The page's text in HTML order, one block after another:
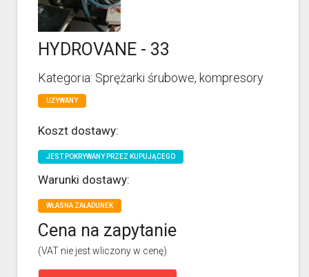
HYDROVANE - 33
Kategoria: Sprężarki śrubowe, kompresory
UŻYWANY
Koszt dostawy:
JEST POKRYWANY PRZEZ KUPUJĄCEGO
Warunki dostawy:
WŁASNA ZAŁADUNEK
Cena na zapytanie
(VAT nie jest wliczony w cenę)